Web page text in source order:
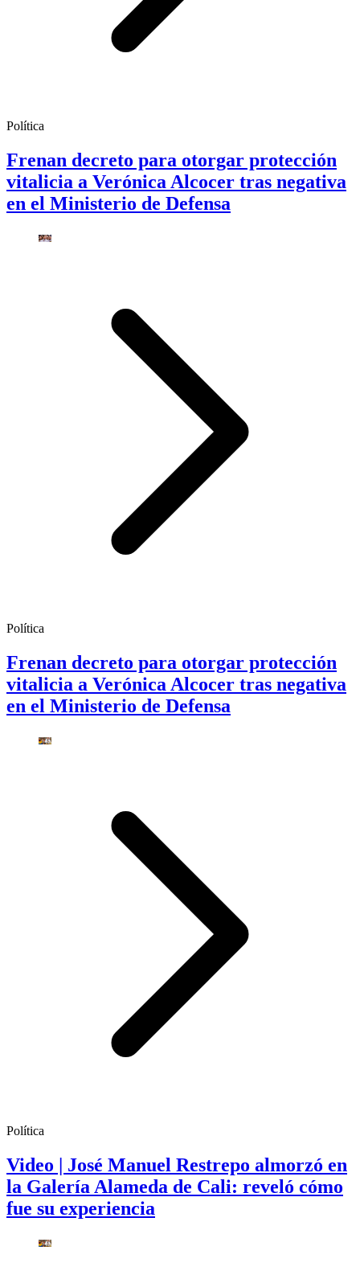
Política
Frenan decreto para otorgar protección
vitalicia a Verónica Alcocer tras negativa
en el Ministerio de Defensa
Política
Frenan decreto para otorgar protección
vitalicia a Verónica Alcocer tras negativa
en el Ministerio de Defensa
Política
Video | José Manuel Restrepo almorzó en
la Galería Alameda de Cali: reveló cómo
fue su experiencia